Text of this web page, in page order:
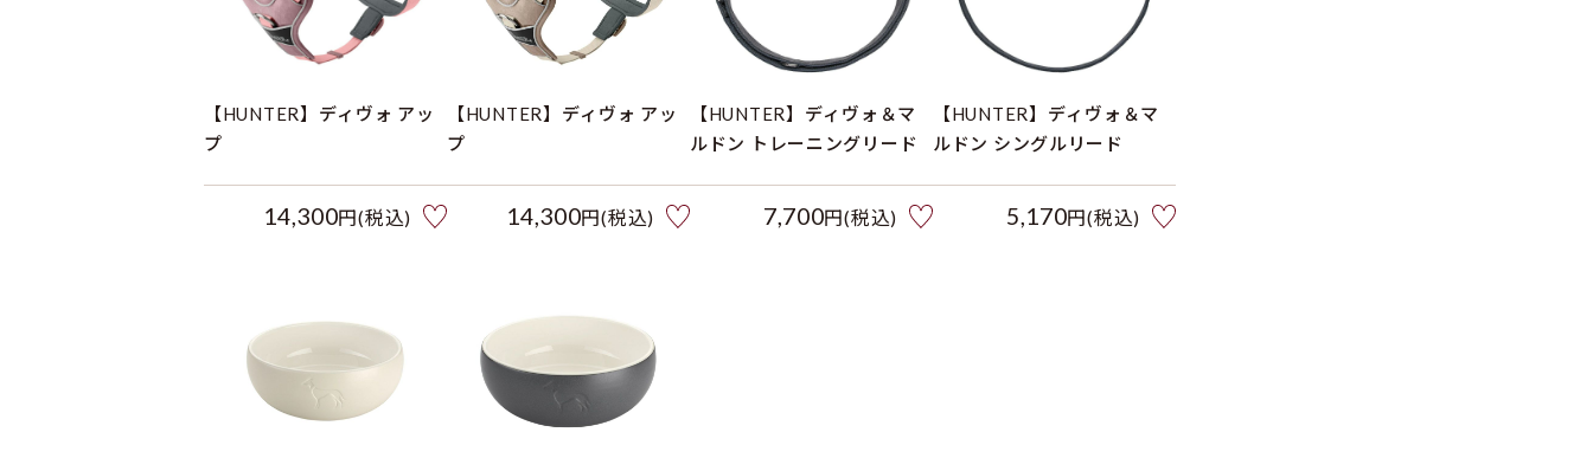
【HUNTER】ディヴォ アッ
プ
14,300円(税込)
【HUNTER】ディヴォ アッ
プ
14,300円(税込)
【HUNTER】ディヴォ＆マ
ルドン トレーニングリード
7,700円(税込)
【HUNTER】ディヴォ＆マ
ルドン シングルリード
5,170円(税込)